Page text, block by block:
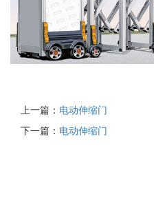
上一篇： 电动伸缩门
下一篇： 电动伸缩门